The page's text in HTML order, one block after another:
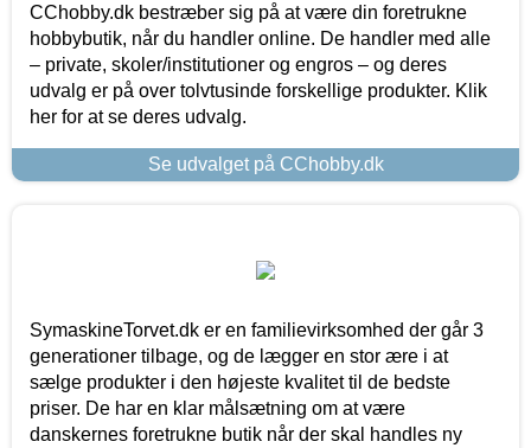
CChobby.dk bestræber sig på at være din foretrukne
hobbybutik, når du handler online. De handler med alle
– private, skoler/institutioner og engros – og deres
udvalg er på over tolvtusinde forskellige produkter. Klik
her for at se deres udvalg.
Se udvalget på CChobby.dk
SymaskineTorvet.dk er en familievirksomhed der går 3
generationer tilbage, og de lægger en stor ære i at
sælge produkter i den højeste kvalitet til de bedste
priser. De har en klar målsætning om at være
danskernes foretrukne butik når der skal handles ny